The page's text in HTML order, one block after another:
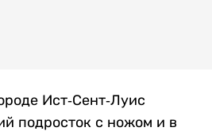
Ист-Сент-Луис
подросток с ножом и в